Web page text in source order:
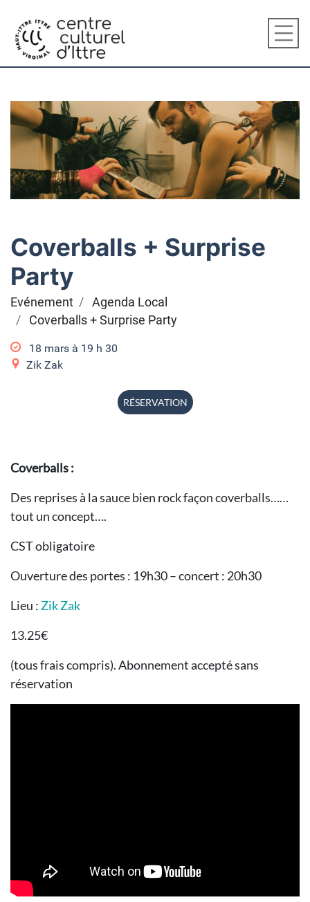
Coverballs + Surprise
Party
Evénement
Agenda Local
Coverballs + Surprise Party
18 mars à 19 h 30
Zik Zak
RÉSERVATION
Coverballs :
Des reprises à la sauce bien rock façon coverballs……
tout un concept….
CST obligatoire
Ouverture des portes : 19h30 – concert : 20h30
Lieu : Zik Zak
13.25€
(tous frais compris). Abonnement accepté sans
réservation